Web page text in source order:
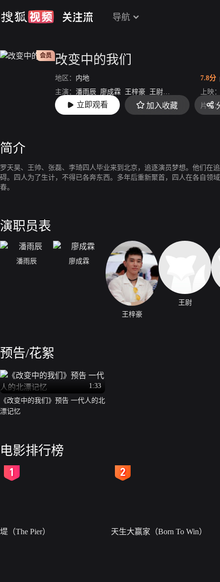
导航
会员 改变中的我们
地区： 内地
7.8分
主演： 潘雨辰 廖成霖 王梓豪 王尉 张奕超 昕念 雪
上映
导演： 代东风 片长
立即观看 加入收藏
简介
罗天昊、王帅、张磊、李琦四人毕业来到北京，追逐演员梦想。他们在
碍。四人为了生计，不得已各奔东西。多年后重新聚首，四人在各自领
春。
演职员表
潘雨辰 廖成霖
王梓豪
王尉
预告/花絮
1:33
《改变中的我们》预告 一代人的北
漂记忆
电影排行榜
堤（The Pier） 天生大赢家（Born To Win）